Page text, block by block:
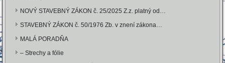
NOVÝ STAVEBNÝ ZÁKON č. 25/2025 Z.z. platný od…
STAVEBNÝ ZÁKON č. 50/1976 Zb. v znení zákona…
MALÁ PORADŇA
– Strechy a fólie